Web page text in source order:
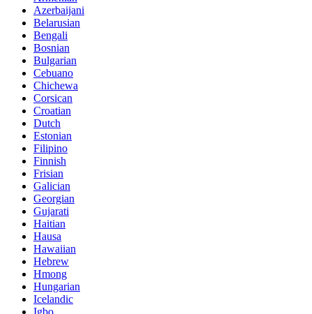
Azerbaijani
Belarusian
Bengali
Bosnian
Bulgarian
Cebuano
Chichewa
Corsican
Croatian
Dutch
Estonian
Filipino
Finnish
Frisian
Galician
Georgian
Gujarati
Haitian
Hausa
Hawaiian
Hebrew
Hmong
Hungarian
Icelandic
Igbo